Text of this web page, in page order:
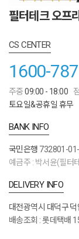
필터테크 오프
CS CENTER
1600-
주중09:00 - 18:00
토요일&공휴일 휴무
BANK INFO
국민은행 732801-
예금주 : 박서윤(필터
DELIVERY INFO
대전광역시 대덕구
배송조회 : 롯데택배